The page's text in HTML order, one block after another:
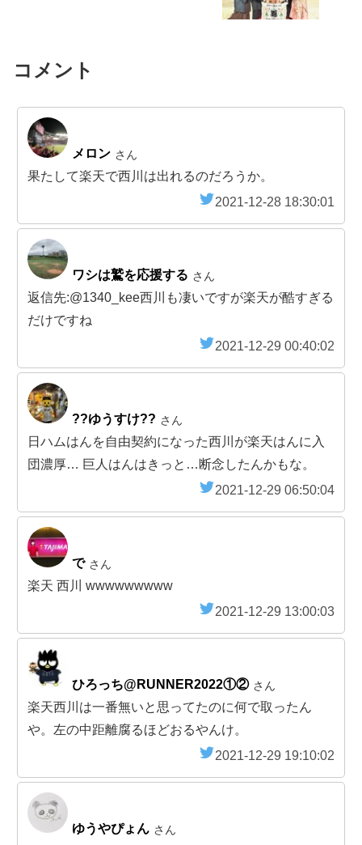
コメント
メロン さん
果たして楽天で西川は出れるのだろうか。
2021-12-28 18:30:01
ワシは鷲を応援する さん
返信先:@1340_kee西川も凄いですが楽天が酷すぎる
だけですね
2021-12-29 00:40:02
??ゆうすけ?? さん
日ハムはんを自由契約になった西川が楽天はんに入
団濃厚… 巨人はんはきっと…断念したんかもな。
2021-12-29 06:50:04
で さん
楽天 西川 wwwwwwwww
2021-12-29 13:00:03
ひろっち@RUNNER2022①② さん
楽天西川は一番無いと思ってたのに何で取ったん
や。左の中距離腐るほどおるやんけ。
2021-12-29 19:10:02
ゆうやぴょん さん